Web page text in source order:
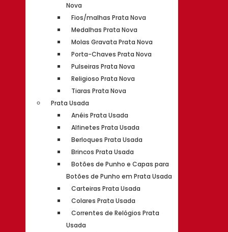
Nova
Fios/malhas Prata Nova
Medalhas Prata Nova
Molas Gravata Prata Nova
Porta-Chaves Prata Nova
Pulseiras Prata Nova
Religioso Prata Nova
Tiaras Prata Nova
Prata Usada
Anéis Prata Usada
Alfinetes Prata Usada
Berloques Prata Usada
Brincos Prata Usada
Botões de Punho e Capas para
Botões de Punho em Prata Usada
Carteiras Prata Usada
Colares Prata Usada
Correntes de Relógios Prata
Usada